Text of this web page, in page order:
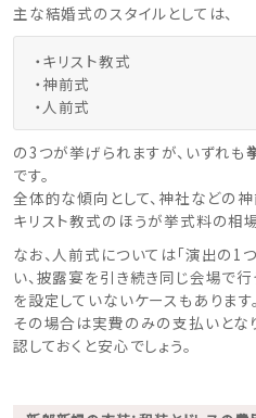
主な結婚式のスタイルとしては、
・キリスト教式
・神前式
・人前式
の3つが挙げられますが、いずれも
です。
全体的な傾向として、神社などの
キリスト教式のほうが挙式料の相場
なお、人前式については「演出の1
い、披露宴を引き続き同じ会場で
を設定していないケースもあります。
その場合は実費のみの支払いとな
認しておくと安心でしょう。